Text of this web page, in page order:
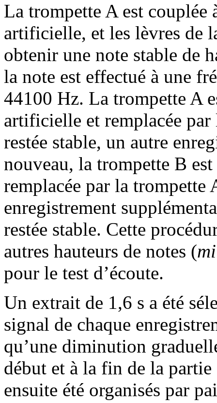
La trompette A est couplée
artificielle, et les lèvres de
obtenir une note stable de
la note est effectué à une
44100 Hz. La trompette A
artificielle et remplacée
restée stable, un autre
nouveau, la trompette B
remplacée par la trompette
enregistrement
restée stable. Cette
autres hauteurs de notes (
pour le test d’écoute.
Un extrait de 1,6 s a été
signal de chaque
qu’une diminution
début et à la fin de la
ensuite été organisés par